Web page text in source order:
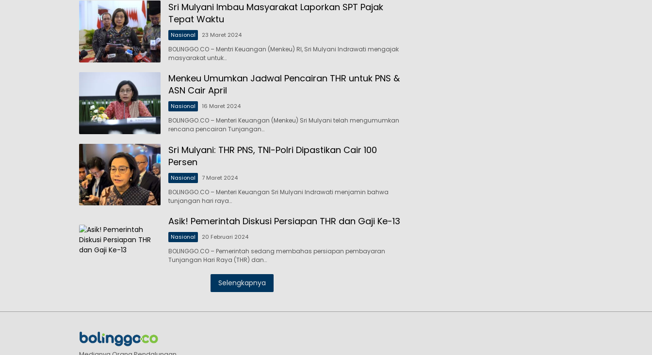
Sri Mulyani Imbau Masyarakat Laporkan SPT Pajak
Tepat Waktu
Nasional 23 Maret 2024
BOLINGGO.CO – Mentri Keuangan (Menkeu) RI, Sri Mulyani Indrawati mengajak
masyarakat untuk…
Menkeu Umumkan Jadwal Pencairan THR untuk PNS &
ASN Cair April
Nasional 16 Maret 2024
BOLINGGO.CO – Menteri Keuangan (Menkeu) Sri Mulyani telah mengumumkan
rencana pencairan Tunjangan…
Sri Mulyani: THR PNS, TNI-Polri Dipastikan Cair 100
Persen
Nasional 7 Maret 2024
BOLINGGO.CO – Menteri Keuangan Sri Mulyani Indrawati menjamin bahwa
tunjangan hari raya…
Asik! Pemerintah Diskusi Persiapan THR dan Gaji Ke-13
Nasional 20 Februari 2024
BOLINGGO.CO – Pemerintah sedang membahas persiapan pembayaran
Tunjangan Hari Raya (THR) dan…
Selengkapnya